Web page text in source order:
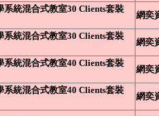
系統混合式教室30 Clients套裝
網奕
系統混合式教室30 Clients套裝
網奕
系統混合式教室40 Clients套裝
網奕
系統混合式教室40 Clients套裝
網奕